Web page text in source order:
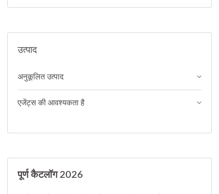
उत्पाद
अनुकूलित उत्पाद
एजेंट्स की आवश्यकता है
पूर्ण कैटलॉग 2026